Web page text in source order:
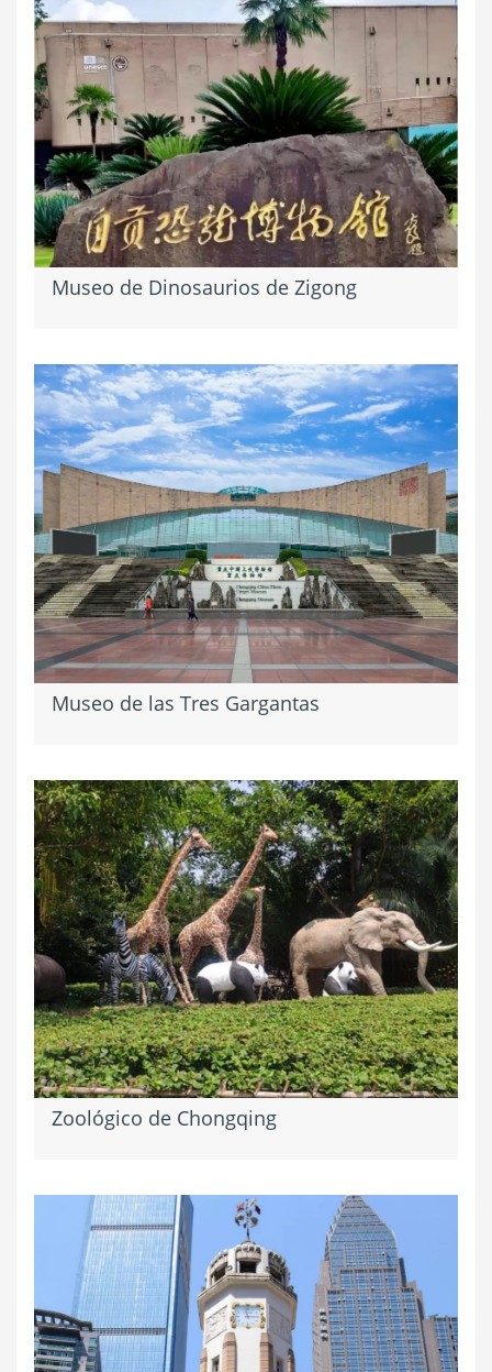
Museo de Dinosaurios de Zigong
Museo de las Tres Gargantas
Zoológico de Chongqing